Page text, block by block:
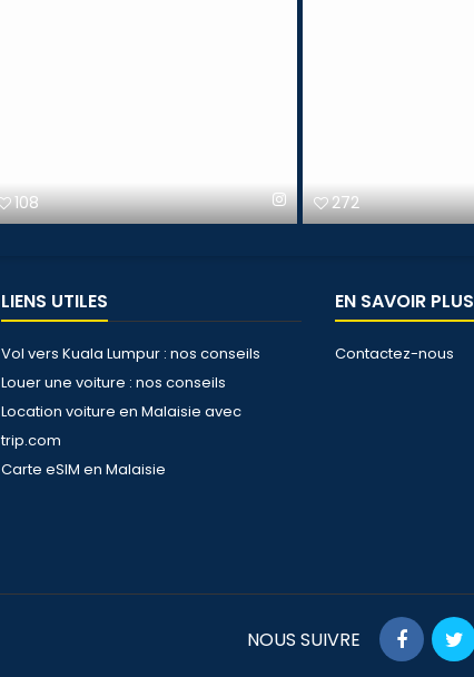
272 119
LIENS UTILES
Vol vers Kuala Lumpur : nos conseils
Louer une voiture : nos conseils
Location voiture en Malaisie avec
trip.com
Carte eSIM en Malaisie
EN SAVOIR PLUS
Contactez-nous
NOUS SUIVRE